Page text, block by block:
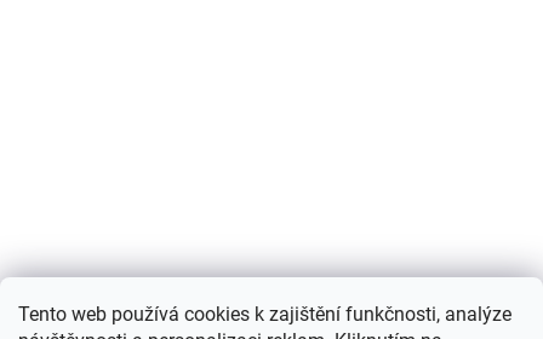
Tento web používá cookies k zajištění funkčnosti, analýze